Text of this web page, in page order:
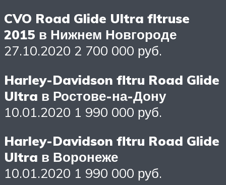
CVO Road Glide Ultra fltruse
2015 в Нижнем Новгороде
27.10.2020 2 700 000 руб.
Harley-Davidson fltru Road Glide
Ultra в Ростове-на-Дону
10.01.2020 1 990 000 руб.
Harley-Davidson fltru Road Glide
Ultra в Воронеже
10.01.2020 1 990 000 руб.